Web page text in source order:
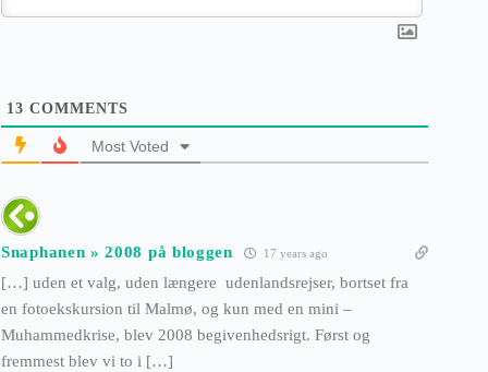
13 COMMENTS
Most Voted
Snaphanen » 2008 på bloggen 17 years ago
[…] uden et valg, uden længere udenlandsrejser, bortset fra
en fotoekskursion til Malmø, og kun med en mini –
Muhammedkrise, blev 2008 begivenhedsrigt. Først og
fremmest blev vi to i […]